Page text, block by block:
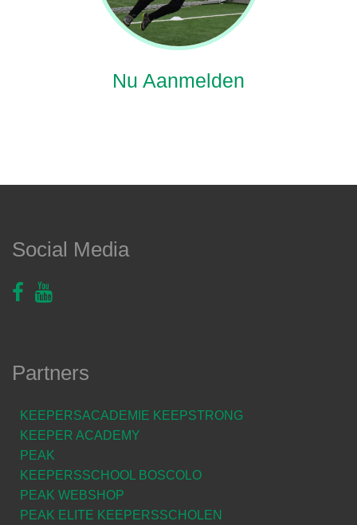
Nu Aanmelden
Social Media
Partners
KEEPERSACADEMIE KEEPSTRONG
KEEPER ACADEMY
PEAK
KEEPERSSCHOOL BOSCOLO
PEAK WEBSHOP
PEAK ELITE KEEPERSSCHOLEN